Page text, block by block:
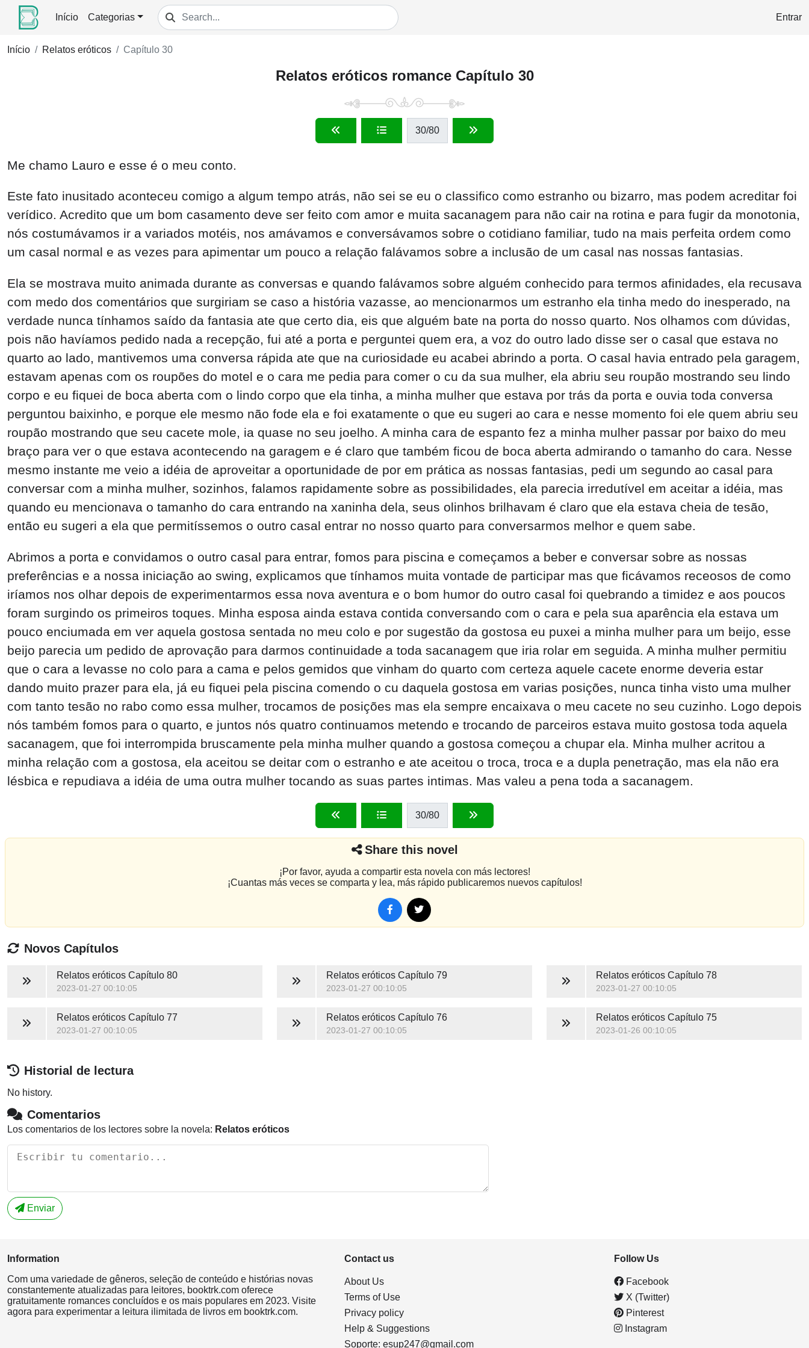
Início Categorias Entrar
Início Relatos eróticos Capítulo 30
Relatos eróticos romance Capítulo 30
30/80
Me chamo Lauro e esse é o meu conto.
Este fato inusitado aconteceu comigo a algum tempo atrás, não sei se eu o classifico como estranho ou bizarro, mas podem acreditar foi
verídico. Acredito que um bom casamento deve ser feito com amor e muita sacanagem para não cair na rotina e para fugir da monotonia,
nós costumávamos ir a variados motéis, nos amávamos e conversávamos sobre o cotidiano familiar, tudo na mais perfeita ordem como
um casal normal e as vezes para apimentar um pouco a relação falávamos sobre a inclusão de um casal nas nossas fantasias.
Ela se mostrava muito animada durante as conversas e quando falávamos sobre alguém conhecido para termos afinidades, ela recusava
com medo dos comentários que surgiriam se caso a história vazasse, ao mencionarmos um estranho ela tinha medo do inesperado, na
verdade nunca tínhamos saído da fantasia ate que certo dia, eis que alguém bate na porta do nosso quarto. Nos olhamos com dúvidas,
pois não havíamos pedido nada a recepção, fui até a porta e perguntei quem era, a voz do outro lado disse ser o casal que estava no
quarto ao lado, mantivemos uma conversa rápida ate que na curiosidade eu acabei abrindo a porta. O casal havia entrado pela garagem,
estavam apenas com os roupões do motel e o cara me pedia para comer o cu da sua mulher, ela abriu seu roupão mostrando seu lindo
corpo e eu fiquei de boca aberta com o lindo corpo que ela tinha, a minha mulher que estava por trás da porta e ouvia toda conversa
perguntou baixinho, e porque ele mesmo não fode ela e foi exatamente o que eu sugeri ao cara e nesse momento foi ele quem abriu seu
roupão mostrando que seu cacete mole, ia quase no seu joelho. A minha cara de espanto fez a minha mulher passar por baixo do meu
braço para ver o que estava acontecendo na garagem e é claro que também ficou de boca aberta admirando o tamanho do cara. Nesse
mesmo instante me veio a idéia de aproveitar a oportunidade de por em prática as nossas fantasias, pedi um segundo ao casal para
conversar com a minha mulher, sozinhos, falamos rapidamente sobre as possibilidades, ela parecia irredutível em aceitar a idéia, mas
quando eu mencionava o tamanho do cara entrando na xaninha dela, seus olinhos brilhavam é claro que ela estava cheia de tesão,
então eu sugeri a ela que permitíssemos o outro casal entrar no nosso quarto para conversarmos melhor e quem sabe.
Abrimos a porta e convidamos o outro casal para entrar, fomos para piscina e começamos a beber e conversar sobre as nossas
preferências e a nossa iniciação ao swing, explicamos que tínhamos muita vontade de participar mas que ficávamos receosos de como
iríamos nos olhar depois de experimentarmos essa nova aventura e o bom humor do outro casal foi quebrando a timidez e aos poucos
foram surgindo os primeiros toques. Minha esposa ainda estava contida conversando com o cara e pela sua aparência ela estava um
pouco enciumada em ver aquela gostosa sentada no meu colo e por sugestão da gostosa eu puxei a minha mulher para um beijo, esse
beijo parecia um pedido de aprovação para darmos continuidade a toda sacanagem que iria rolar em seguida. A minha mulher permitiu
que o cara a levasse no colo para a cama e pelos gemidos que vinham do quarto com certeza aquele cacete enorme deveria estar
dando muito prazer para ela, já eu fiquei pela piscina comendo o cu daquela gostosa em varias posições, nunca tinha visto uma mulher
com tanto tesão no rabo como essa mulher, trocamos de posições mas ela sempre encaixava o meu cacete no seu cuzinho. Logo depois
nós também fomos para o quarto, e juntos nós quatro continuamos metendo e trocando de parceiros estava muito gostosa toda aquela
sacanagem, que foi interrompida bruscamente pela minha mulher quando a gostosa começou a chupar ela. Minha mulher acritou a
minha relação com a gostosa, ela aceitou se deitar com o estranho e ate aceitou o troca, troca e a dupla penetração, mas ela não era
lésbica e repudiava a idéia de uma outra mulher tocando as suas partes intimas. Mas valeu a pena toda a sacanagem.
30/80
Share this novel
¡Por favor, ayuda a compartir esta novela con más lectores!
¡Cuantas más veces se comparta y lea, más rápido publicaremos nuevos capítulos!
Novos Capítulos
Relatos eróticosCapítulo 80
2023-01-27 00:10:05
Relatos eróticosCapítulo 79
2023-01-27 00:10:05
Relatos eróticosCapítulo 78
2023-01-27 00:10:05
Relatos eróticosCapítulo 77
2023-01-27 00:10:05
Relatos eróticosCapítulo 76
2023-01-27 00:10:05
Relatos eróticosCapítulo 75
2023-01-26 00:10:05
Historial de lectura
No history.
Comentarios
Los comentarios de los lectores sobre la novela: Relatos eróticos
Enviar
Information
Com uma variedade de gêneros, seleção de conteúdo e histórias novas
constantemente atualizadas para leitores, booktrk.com oferece
gratuitamente romances concluídos e os mais populares em 2023. Visite
agora para experimentar a leitura ilimitada de livros em booktrk.com.
Contact us
About Us
Terms of Use
Privacy policy
Help & Suggestions
Soporte: esup247@gmail.com
Follow Us
Facebook
X (Twitter)
Pinterest
Instagram